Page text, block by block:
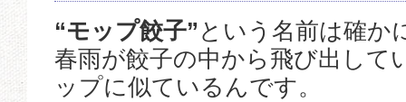
“モップ餃子” という名前は確か
春雨が餃子の中から飛び出して
ップに似ているんです。